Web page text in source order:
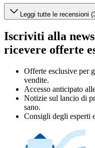
Leggi tutte le recensioni
Iscriviti alla
ricevere offerte
Offerte esclusive per
vendite.
Accesso anticipato
Notizie sul lancio di
sano.
Consigli degli esperti